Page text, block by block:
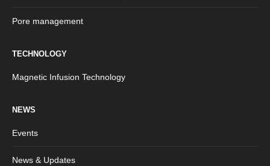
Pore management
TECHNOLOGY
Magnetic Infusion Technology
NEWS
Events
News & Updates